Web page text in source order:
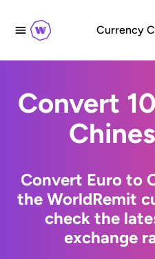
Currency
Convert
Convert Euro to
the WorldRemit
check the
exchange